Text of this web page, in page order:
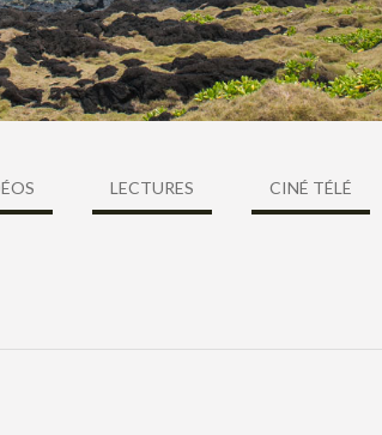
LECTURES CINÉ TÉLÉ